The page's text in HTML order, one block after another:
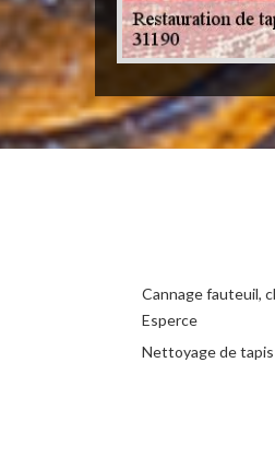
Cannage fauteuil,
Esperce
Nettoyage de